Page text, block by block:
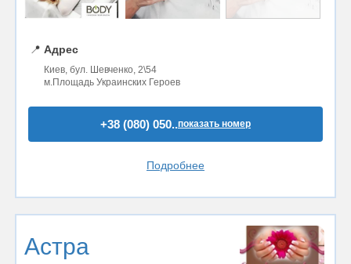
📍 Адрес
Киев, бул. Шевченко, 2\54
м.Площадь Украинских Героев
+38 (080) 050..показать номер
Подробнее
Астра